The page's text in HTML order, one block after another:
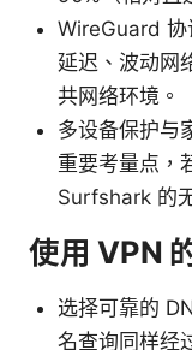
WireGuard 协
延迟、波动网
共网络环境。
多设备保护与
重要考量点，
Surfshark 的
使用 VPN
选择可靠的
名查询同样经